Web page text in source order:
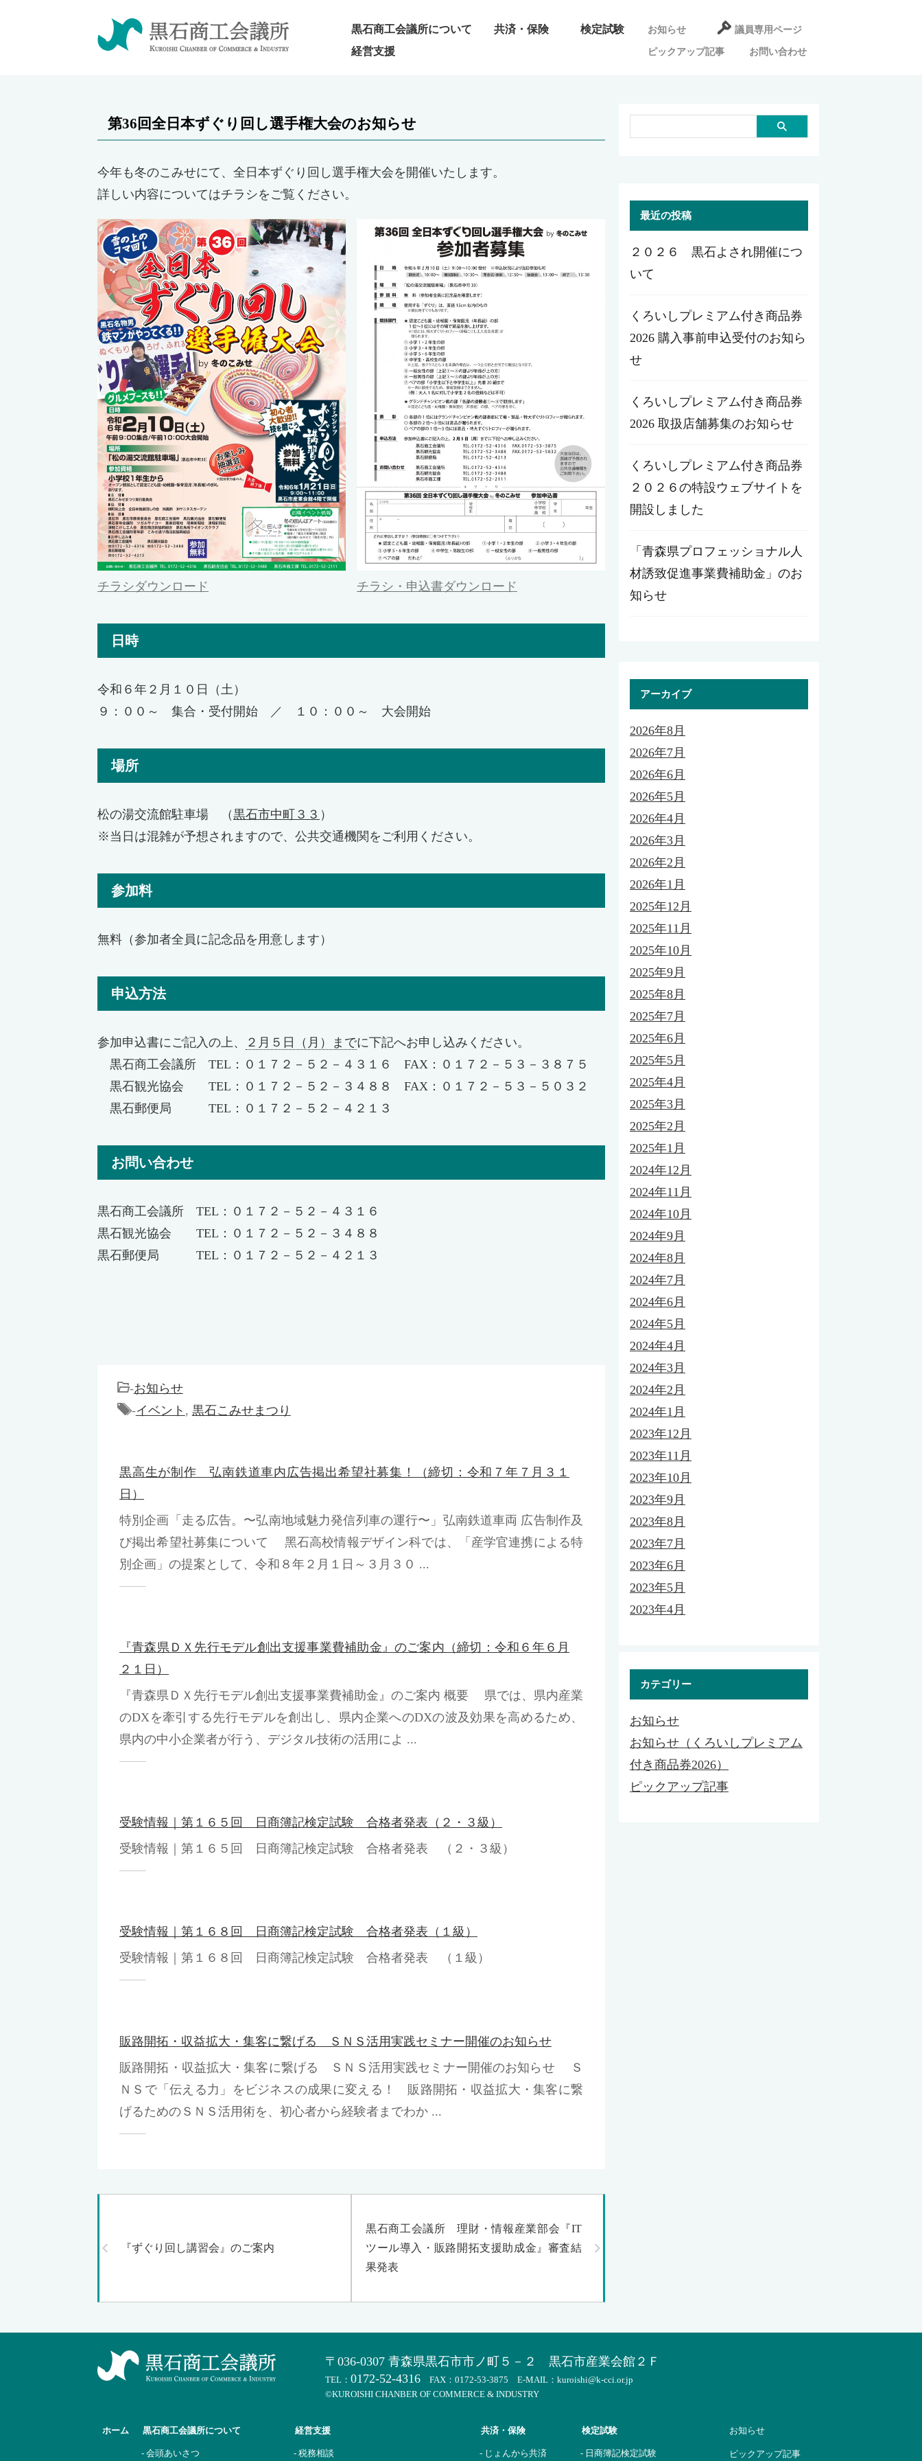
黒石商工会議所について
経営支援
共済・保険 検定試験 お知らせ 議員専用ページ
ピックアップ記事 お問い合わせ
第36回全日本ずぐり回し選手権大会のお知らせ
今年も冬のこみせにて、全日本ずぐり回し選手権大会を開催いたします。
詳しい内容についてはチラシをご覧ください。
チラシダウンロード チラシ・申込書ダウンロード
日時
令和６年２月１０日（土）
９：００～ 集合・受付開始 ／ １０：００～ 大会開始
場所
松の湯交流館駐車場 （黒石市中町３３ ）
※当日は混雑が予想されますので、公共交通機関をご利用ください。
参加料
無料（参加者全員に記念品を用意します）
申込方法
参加申込書にご記入の上、 ２月５日（月）までに下記へお申し込みください。
黒石商工会議所 TEL：０１７２－５２－４３１６ FAX：０１７２－５３－３８７５
黒石観光協会 TEL：０１７２－５２－３４８８ FAX：０１７２－５３－５０３２
黒石郵便局 TEL：０１７２－５２－４２１３
お問い合わせ
黒石商工会議所 TEL：０１７２－５２－４３１６
黒石観光協会 TEL：０１７２－５２－３４８８
黒石郵便局 TEL：０１７２－５２－４２１３
-お知らせ
-イベント , 黒石こみせまつり
黒高生が制作 弘南鉄道車内広告掲出希望社募集！（締切：令和７年７月３１
日）
特別企画「走る広告。〜弘南地域魅力発信列車の運行〜」弘南鉄道車両 広告制作及
び掲出希望社募集について ⿊⽯⾼校情報デザイン科では、「産学官連携による特
別企画」の提案として、令和８年２月１日～３月３０ ...
『青森県ＤＸ先行モデル創出支援事業費補助金』のご案内（締切：令和６年６月
２１日）
『青森県ＤＸ先行モデル創出支援事業費補助金』のご案内 概要 県では、県内産業
のDXを牽引する先行モデルを創出し、県内企業へのDXの波及効果を高めるため、
県内の中小企業者が行う、デジタル技術の活用によ ...
受験情報｜第１６５回 日商簿記検定試験 合格者発表（２・３級）
受験情報｜第１６５回 日商簿記検定試験 合格者発表 （２・３級）
受験情報｜第１６８回 日商簿記検定試験 合格者発表（１級）
受験情報｜第１６８回 日商簿記検定試験 合格者発表 （１級）
販路開拓・収益拡大・集客に繋げる ＳＮＳ活用実践セミナー開催のお知らせ
販路開拓・収益拡大・集客に繋げる ＳＮＳ活用実践セミナー開催のお知らせ Ｓ
ＮＳで「伝える力」をビジネスの成果に変える！ 販路開拓・収益拡大・集客に繋
げるためのＳＮＳ活用術を、初心者から経験者までわか ...
『ずぐり回し講習会』のご案内
黒石商工会議所 理財・情報産業部会『IT
ツール導入・販路開拓支援助成金』審査結
果発表
最近の投稿
２０２６ 黒石よされ開催につ
いて
くろいしプレミアム付き商品券
2026 購入事前申込受付のお知ら
せ
くろいしプレミアム付き商品券
2026 取扱店舗募集のお知らせ
くろいしプレミアム付き商品券
２０２６の特設ウェブサイトを
開設しました
「青森県プロフェッショナル人
材誘致促進事業費補助金」のお
知らせ
アーカイブ
2026年8月
2026年7月
2026年6月
2026年5月
2026年4月
2026年3月
2026年2月
2026年1月
2025年12月
2025年11月
2025年10月
2025年9月
2025年8月
2025年7月
2025年6月
2025年5月
2025年4月
2025年3月
2025年2月
2025年1月
2024年12月
2024年11月
2024年10月
2024年9月
2024年8月
2024年7月
2024年6月
2024年5月
2024年4月
2024年3月
2024年2月
2024年1月
2023年12月
2023年11月
2023年10月
2023年9月
2023年8月
2023年7月
2023年6月
2023年5月
2023年4月
カテゴリー
お知らせ
お知らせ（くろいしプレミアム
付き商品券2026）
ピックアップ記事
〒036-0307 青森県黒石市市ノ町５－２ 黒石市産業会館２Ｆ
TEL： 0172-52-4316 FAX：0172-53-3875 E-MAIL：kuroishi@k-cci.or.jp
©KUROISHI CHANBER OF COMMERCE & INDUSTRY
ホーム 黒石商工会議所について
- 会頭あいさつ
経営支援
- 税務相談
共済・保険
- じょんから共済
検定試験
- 日商簿記検定試験
お知らせ
ピックアップ記事